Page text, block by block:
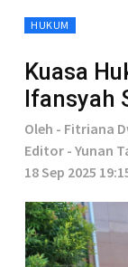
HUKUM
Kuasa
Ifansyah
Oleh - Fitriana
Editor - Yunan
18 Sep 2025